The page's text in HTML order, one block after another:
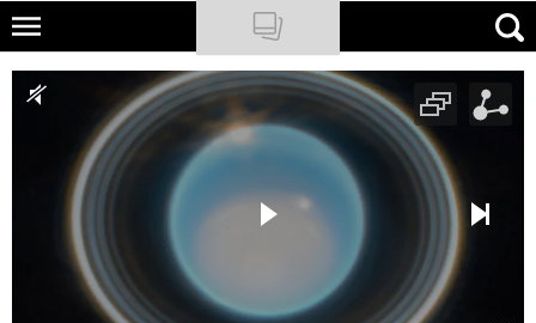
Skip
main
NATIONAL GEOGRAPHIC
TRAVELER
PODCASTY
Newsletter